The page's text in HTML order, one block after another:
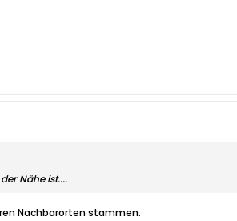
Nähe ist....
Nachbarorten stammen.